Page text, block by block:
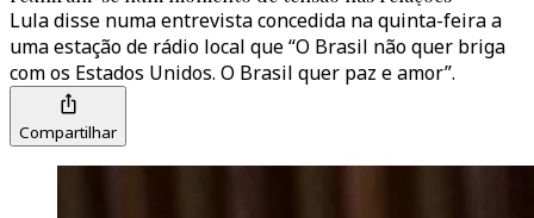
Lula disse numa entrevista concedida na quinta-feira a
uma estação de rádio local que “O Brasil não quer briga
com os Estados Unidos. O Brasil quer paz e amor”.
Compartilhar